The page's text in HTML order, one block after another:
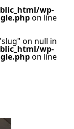
wp-
on line
on null in
wp-
on line